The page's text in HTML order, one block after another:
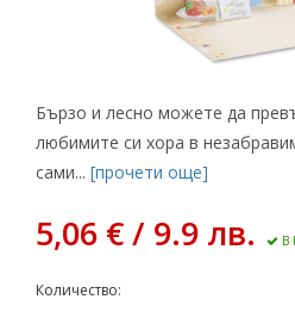
Бързо и лесно можете да
любимите си хора в
сами... [прочети още]
5,06 € / 9.9 лв. В
Количество: